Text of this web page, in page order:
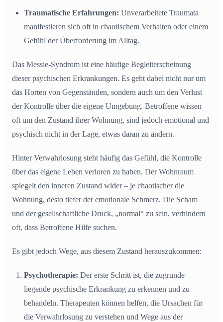
Traumatische Erfahrungen: Unverarbeitete Traumata
manifestieren sich oft in chaotischem Verhalten oder einem
Gefühl der Überforderung im Alltag.
Das Messie-Syndrom ist eine häufige Begleiterscheinung
dieser psychischen Erkrankungen. Es geht dabei nicht nur um
das Horten von Gegenständen, sondern auch um den Verlust
der Kontrolle über die eigene Umgebung. Betroffene wissen
oft um den Zustand ihrer Wohnung, sind jedoch emotional und
psychisch nicht in der Lage, etwas daran zu ändern.
Hinter Verwahrlosung steht häufig das Gefühl, die Kontrolle
über das eigene Leben verloren zu haben. Der Wohnraum
spiegelt den inneren Zustand wider – je chaotischer die
Wohnung, desto tiefer der emotionale Schmerz. Die Scham
und der gesellschaftliche Druck, „normal“ zu sein, verhindern
oft, dass Betroffene Hilfe suchen.
Es gibt jedoch Wege, aus diesem Zustand herauszukommen:
Psychotherapie: Der erste Schritt ist, die zugrunde
liegende psychische Erkrankung zu erkennen und zu
behandeln. Therapeuten können helfen, die Ursachen für
die Verwahrlosung zu verstehen und Wege aus der